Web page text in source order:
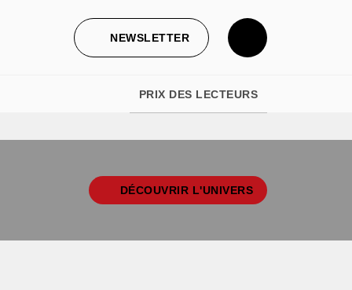
NEWSLETTER
PRIX DES LECTEURS
DÉCOUVRIR L'UNIVERS